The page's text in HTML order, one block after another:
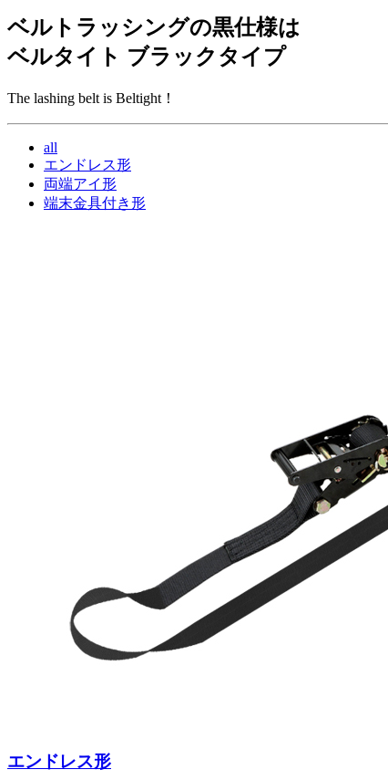
ベルトラッシングの黒仕様は
ベルタイト ブラックタイプ
The lashing belt is Beltight！
all
エンドレス形
両端アイ形
端末金具付き形
エンドレス形